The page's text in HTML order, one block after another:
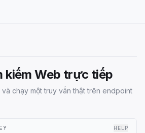
kiếm Web trực tiếp
chạy một truy vấn thật trên endpoint
HELP